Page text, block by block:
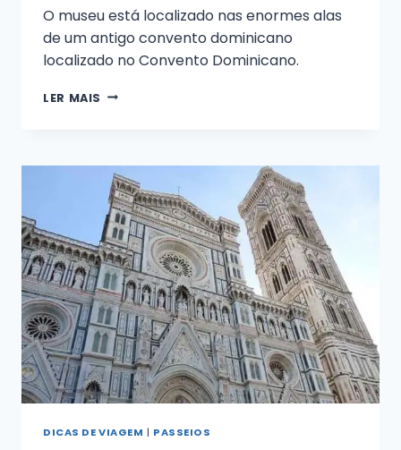
O museu está localizado nas enormes alas
de um antigo convento dominicano
localizado no Convento Dominicano.
LER MAIS O
MARCOS
DE
FLORENÇA
É
UMA
DAS
JOIAS
ESCONDIDAS
DA
ITÁLIA
DICAS DE VIAGEM | PASSEIOS